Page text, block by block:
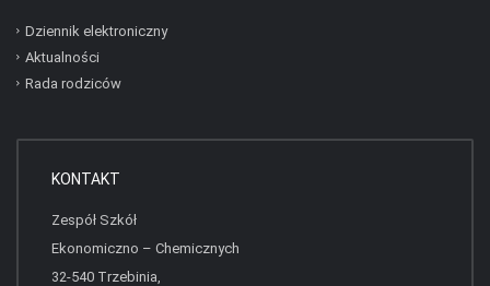
Dziennik elektroniczny
Aktualności
Rada rodziców
KONTAKT
Zespół Szkół
Ekonomiczno – Chemicznych
32-540 Trzebinia,